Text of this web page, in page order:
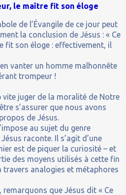
le maître fit son éloge
de l’Évangile de ce jour peut
la conclusion de Jésus : « Ce
fit son éloge : effectivement, il
vanter un homme malhonnête
trompeur !
vite juger de la moralité de Notre
s’assurer que nous avons
de Jésus.
au sujet du genre
raconte. Il s’agit d’une
est de piquer la curiosité – et
des moyens utilisés à cette fin
travers analogies et métaphores
remarquons que Jésus dit « Ce